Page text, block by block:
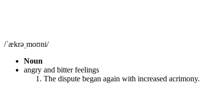
/ˈækrəˌmoʊni/
Noun
angry and bitter feelings
The dispute began again with increased acrimony.